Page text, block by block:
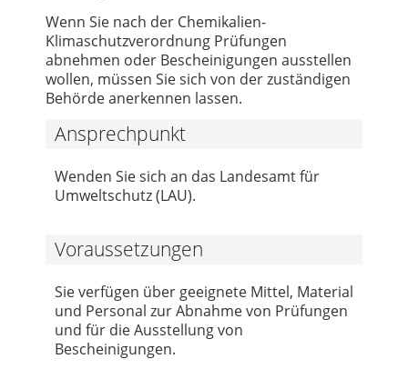
Wenn Sie nach der Chemikalien-
Klimaschutzverordnung Prüfungen
abnehmen oder Bescheinigungen ausstellen
wollen, müssen Sie sich von der zuständigen
Behörde anerkennen lassen.
Ansprechpunkt
Wenden Sie sich an das Landesamt für
Umweltschutz (LAU).
Voraussetzungen
Sie verfügen über geeignete Mittel, Material
und Personal zur Abnahme von Prüfungen
und für die Ausstellung von
Bescheinigungen.